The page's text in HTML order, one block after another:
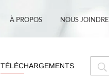
À PROPOS NOUS JOINDRE
TÉLÉCHARGEMENTS